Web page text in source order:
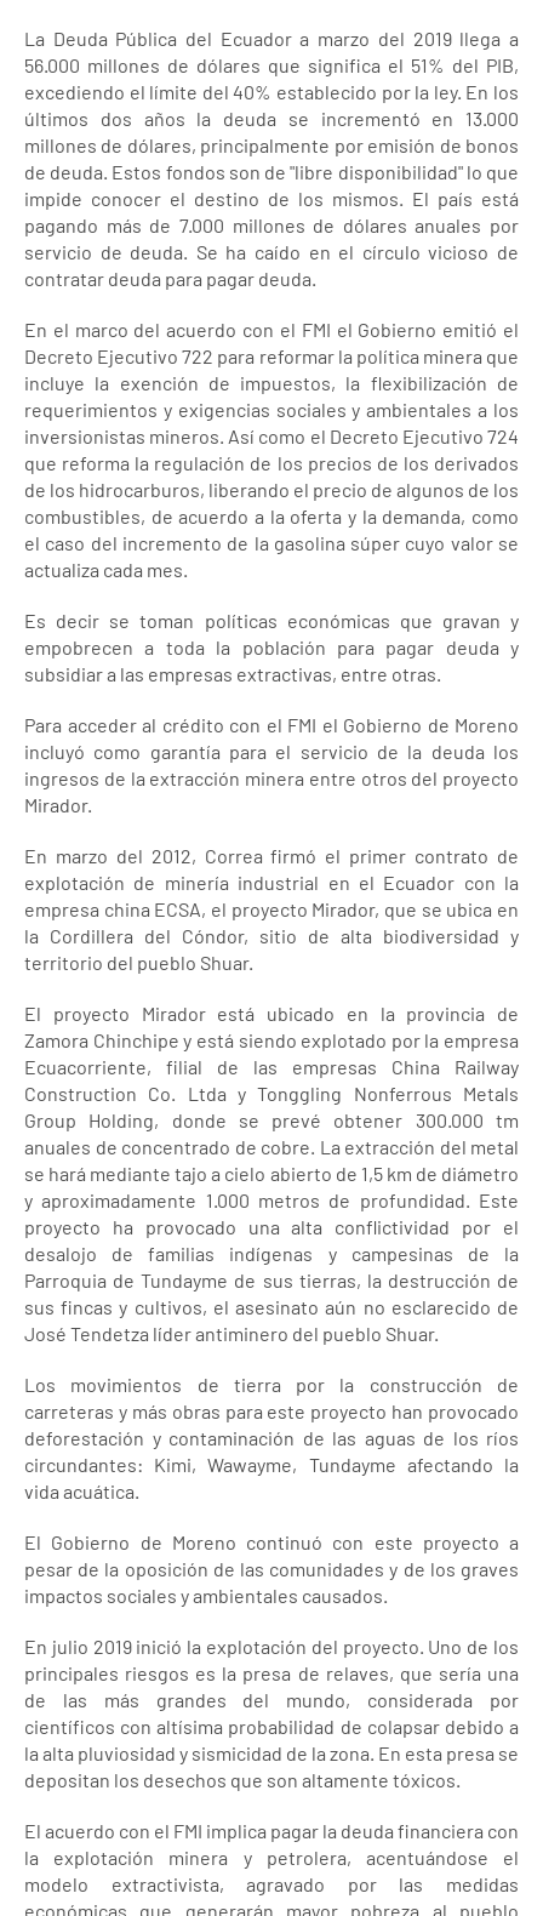
La Deuda Pública del Ecuador a marzo del 2019 llega a
56.000 millones de dólares que significa el 51% del PIB,
excediendo el límite del 40% establecido por la ley. En los
últimos dos años la deuda se incrementó en 13.000
millones de dólares, principalmente por emisión de bonos
de deuda. Estos fondos son de "libre disponibilidad" lo que
impide conocer el destino de los mismos. El país está
pagando más de 7.000 millones de dólares anuales por
servicio de deuda. Se ha caído en el círculo vicioso de
contratar deuda para pagar deuda.
En el marco del acuerdo con el FMI el Gobierno emitió el
Decreto Ejecutivo 722 para reformar la política minera que
incluye la exención de impuestos, la flexibilización de
requerimientos y exigencias sociales y ambientales a los
inversionistas mineros. Así como el Decreto Ejecutivo 724
que reforma la regulación de los precios de los derivados
de los hidrocarburos, liberando el precio de algunos de los
combustibles, de acuerdo a la oferta y la demanda, como
el caso del incremento de la gasolina súper cuyo valor se
actualiza cada mes.
Es decir se toman políticas económicas que gravan y
empobrecen a toda la población para pagar deuda y
subsidiar a las empresas extractivas, entre otras.
Para acceder al crédito con el FMI el Gobierno de Moreno
incluyó como garantía para el servicio de la deuda los
ingresos de la extracción minera entre otros del proyecto
Mirador.
En marzo del 2012, Correa firmó el primer contrato de
explotación de minería industrial en el Ecuador con la
empresa china ECSA, el proyecto Mirador, que se ubica en
la Cordillera del Cóndor, sitio de alta biodiversidad y
territorio del pueblo Shuar.
El proyecto Mirador está ubicado en la provincia de
Zamora Chinchipe y está siendo explotado por la empresa
Ecuacorriente, filial de las empresas China Railway
Construction Co. Ltda y Tonggling Nonferrous Metals
Group Holding, donde se prevé obtener 300.000 tm
anuales de concentrado de cobre. La extracción del metal
se hará mediante tajo a cielo abierto de 1,5 km de diámetro
y aproximadamente 1.000 metros de profundidad. Este
proyecto ha provocado una alta conflictividad por el
desalojo de familias indígenas y campesinas de la
Parroquia de Tundayme de sus tierras, la destrucción de
sus fincas y cultivos, el asesinato aún no esclarecido de
José Tendetza líder antiminero del pueblo Shuar.
Los movimientos de tierra por la construcción de
carreteras y más obras para este proyecto han provocado
deforestación y contaminación de las aguas de los ríos
circundantes: Kimi, Wawayme, Tundayme afectando la
vida acuática.
El Gobierno de Moreno continuó con este proyecto a
pesar de la oposición de las comunidades y de los graves
impactos sociales y ambientales causados.
En julio 2019 inició la explotación del proyecto. Uno de los
principales riesgos es la presa de relaves, que sería una
de las más grandes del mundo, considerada por
científicos con altísima probabilidad de colapsar debido a
la alta pluviosidad y sismicidad de la zona. En esta presa se
depositan los desechos que son altamente tóxicos.
El acuerdo con el FMI implica pagar la deuda financiera con
la explotación minera y petrolera, acentuándose el
modelo extractivista, agravado por las medidas
económicas que generarán mayor pobreza al pueblo